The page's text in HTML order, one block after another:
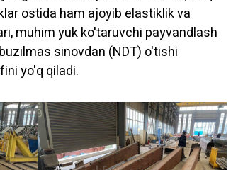
ostida ham ajoyib elastiklik va
muhim yuk ko'taruvchi payvandlash
sinovdan (NDT) o'tishi
yo'q qiladi.